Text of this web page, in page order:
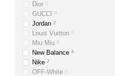
Dior 0
GUCCI 0
Jordan 2
Louis Vuitton 0
Miu Miu 0
New Balance 4
Nike 7
OFF-White 0